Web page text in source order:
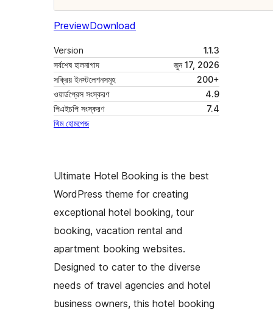
PreviewDownload
Version
1.1.3
সর্বশেষ হালনাগাদ
জুন 17, 2026
সক্রিয় ইনস্টলেশনসমূহ
200+
ওয়ার্ডপ্রেস সংস্করণ
4.9
পিএইচপি সংস্করণ
7.4
থিম হোমপেজ
Ultimate Hotel Booking is the best
WordPress theme for creating
exceptional hotel booking, tour
booking, vacation rental and
apartment booking websites.
Designed to cater to the diverse
needs of travel agencies and hotel
business owners, this hotel booking